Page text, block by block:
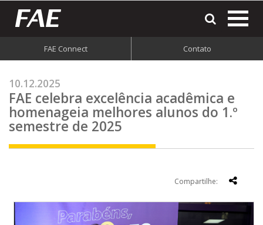
FAE Connect Contato
10.12.2025
FAE celebra excelência acadêmica e
homenageia melhores alunos do 1.º
semestre de 2025
Compartilhe: